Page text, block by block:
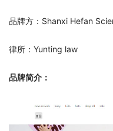
品牌方：Shanxi Hefan
律所：Yunting law
品牌简介：